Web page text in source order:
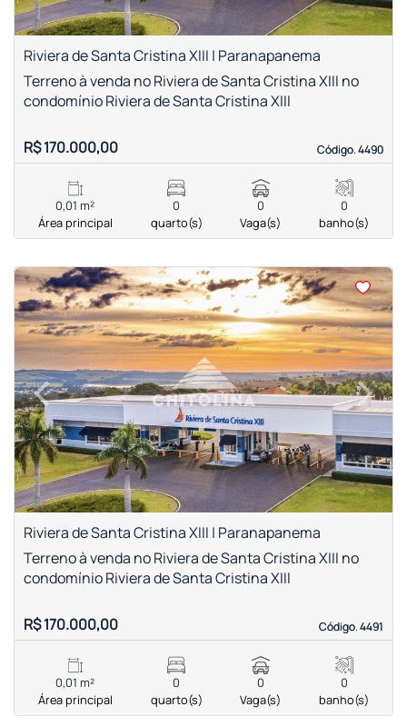
Riviera de Santa Cristina XIII | Paranapanema
Código. 4490
Código. 4490
Terreno à venda no Riviera de Santa Cristina XIII no
condomínio Riviera de Santa Cristina XIII
R$ 170.000,00
0,01 m²
Área principal
0
quarto(s)
0
Vaga(s)
0
banho(s)
<<<<
‹Previous ›
Next
Riviera de Santa Cristina XIII | Paranapanema
Código. 4491
Código. 4491
Terreno à venda no Riviera de Santa Cristina XIII no
condomínio Riviera de Santa Cristina XIII
R$ 170.000,00
0,01 m²
Área principal
0
quarto(s)
0
Vaga(s)
0
banho(s)